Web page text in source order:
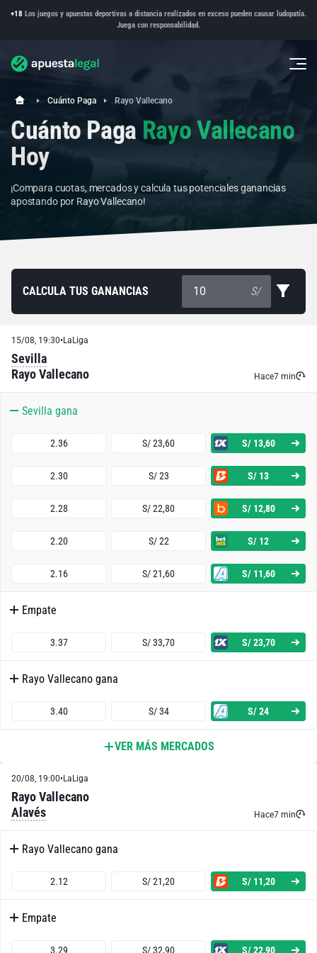
+18 Los juegos y apuestas deportivas a distancia realizados en exceso pueden causar ludopatía.
Juega con responsabilidad.
Cuánto Paga Rayo Vallecano
Cuánto Paga Rayo Vallecano
Hoy
¡Compara cuotas, mercados y calcula tus potenciales ganancias
apostando por Rayo Vallecano!
CALCULA TUS GANANCIAS S/
Hace7 min
15/08, 19:30•LaLiga
Sevilla
Rayo Vallecano
Sevilla gana
2.36 S/ 23,60 S/ 13,60
2.30 S/ 23 S/ 13
2.28 S/ 22,80 S/ 12,80
2.20 S/ 22 S/ 12
2.16 S/ 21,60 S/ 11,60
Empate
3.37 S/ 33,70 S/ 23,70
Rayo Vallecano gana
3.40 S/ 34 S/ 24
Ambos Equipos Anotan - Sí
1.96
Ambos Equipos Anotan - No
1.82
Sevilla o Empate
1.37
VER MÁS MERCADOS
Hace7 min
20/08, 19:00•LaLiga
Rayo Vallecano
Alavés
Rayo Vallecano gana
2.12 S/ 21,20 S/ 11,20
Empate
3.29 S/ 32,90 S/ 22,90